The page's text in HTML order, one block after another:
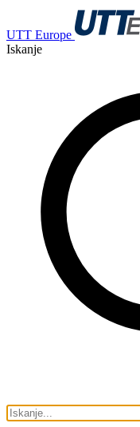
UTT Europe
Iskanje